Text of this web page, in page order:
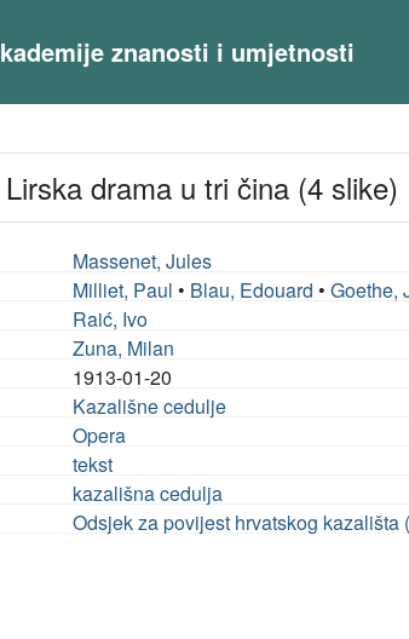
znanosti i umjetnosti
drama u tri čina (4 slike)
Massenet, Jules
Milliet, Paul • Blau, Edouard •Goethe,
Raić, Ivo
Zuna, Milan
1913-01-20
Kazališne cedulje
Opera
tekst
kazališna cedulja
Odsjek za povijest hrvatskog kazališta